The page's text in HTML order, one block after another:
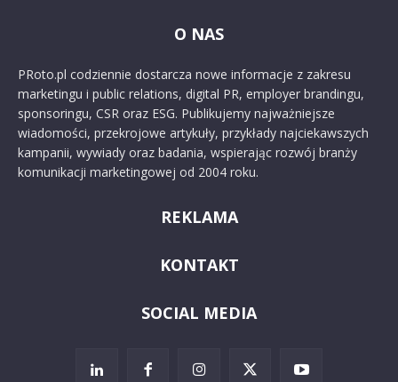
O NAS
PRoto.pl codziennie dostarcza nowe informacje z zakresu
marketingu i public relations, digital PR, employer brandingu,
sponsoringu, CSR oraz ESG. Publikujemy najważniejsze
wiadomości, przekrojowe artykuły, przykłady najciekawszych
kampanii, wywiady oraz badania, wspierając rozwój branży
komunikacji marketingowej od 2004 roku.
REKLAMA
KONTAKT
SOCIAL MEDIA